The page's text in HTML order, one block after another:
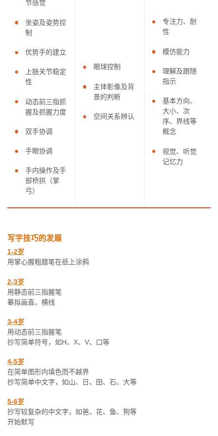
节感觉
坐姿及姿势控
制
优势手的建立
上肢关节稳定
性
动态前三指抓
握及抓握力度
双手协调
手眼协调
手内操作及手
部桥拱（掌
弓）
眼球控制
主体影像及背
景的判断
空间关系辨认
专注力、耐
性
模仿能力
理解及跟随
指示
基本方向、
大小、次
序、界线等
概念
视觉、听觉
记忆力
写字技巧的发展
1-2岁
用掌心握粗腊笔在纸上涂鸦
2-3岁
用静态前三指握笔
摹拟画直、横线
3-4岁
用动态前三指握笔
抄写简单符号，如H、X、V、口等
4-5岁
在简单图形内填色而不越界
抄写简单中文字，如山、日、田、石、大等
5-6岁
抄写较复杂的中文字，如爸、花、鱼、狗等
开始默写